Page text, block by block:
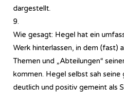
dargestellt.
9.
Wie gesagt: Hegel hat ein
Werk hinterlassen, in dem (fast)
Themen und „Abteilungen“
kommen. Hegel selbst sah seine
deutlich und positiv gemeint als